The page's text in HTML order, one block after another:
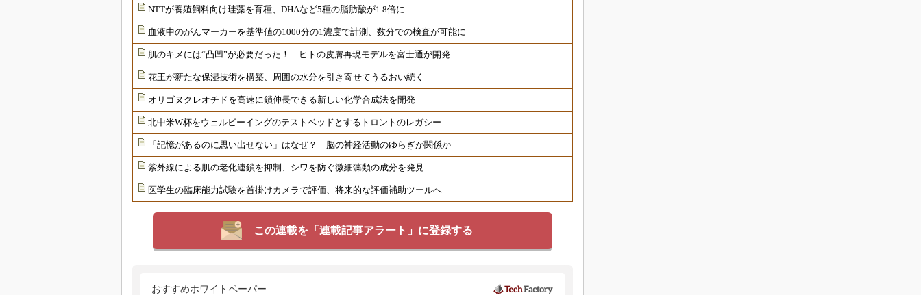
NTTが養殖飼料向け珪藻を育種、DHAなど5種の脂肪酸が1.8倍に
血液中のがんマーカーを基準値の1000分の1濃度で計測、数分での検査が可能に
肌のキメには“凸凹”が必要だった！ ヒトの皮膚再現モデルを富士通が開発
花王が新たな保湿技術を構築、周囲の水分を引き寄せてうるおい続く
オリゴヌクレオチドを高速に鎖伸長できる新しい化学合成法を開発
北中米W杯をウェルビーイングのテストベッドとするトロントのレガシー
「記憶があるのに思い出せない」はなぜ？ 脳の神経活動のゆらぎが関係か
紫外線による肌の老化連鎖を抑制、シワを防ぐ微細藻類の成分を発見
医学生の臨床能力試験を首掛けカメラで評価、将来的な評価補助ツールへ
この連載を「連載記事アラート」に登録する
おすすめホワイトペーパー